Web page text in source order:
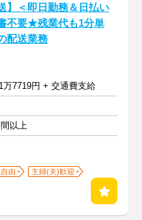
】＜即日勤務＆日払い
不要★残業代も1分単
配送業務
万7719円 + 交通費支給
以上
由
主婦(夫)歓迎